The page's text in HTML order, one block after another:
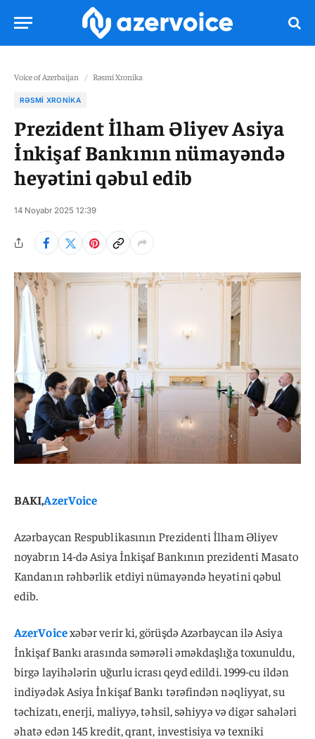
Voice of Azerbaijan / Rəsmi Xronika
RƏSMI XRONIKA
Prezident İlham Əliyev Asiya
İnkişaf Bankının nümayəndə
heyətini qəbul edib
14 Noyabr 2025 12:39
BAKI,AzerVoice
Azərbaycan Respublikasının Prezidenti İlham Əliyev
noyabrın 14-də Asiya İnkişaf Bankının prezidenti Masato
Kandanın rəhbərlik etdiyi nümayəndə heyətini qəbul
edib.
AzerVoicexəbər verir ki, görüşdə Azərbaycan ilə Asiya
İnkişaf Bankı arasında səmərəli əməkdaşlığa toxunuldu,
birgə layihələrin uğurlu icrası qeyd edildi. 1999-cu ildən
indiyədək Asiya İnkişaf Bankı tərəfindən nəqliyyat, su
təchizatı, enerji, maliyyə, təhsil, səhiyyə və digər sahələri
əhatə edən 145 kredit, qrant, investisiya və texniki